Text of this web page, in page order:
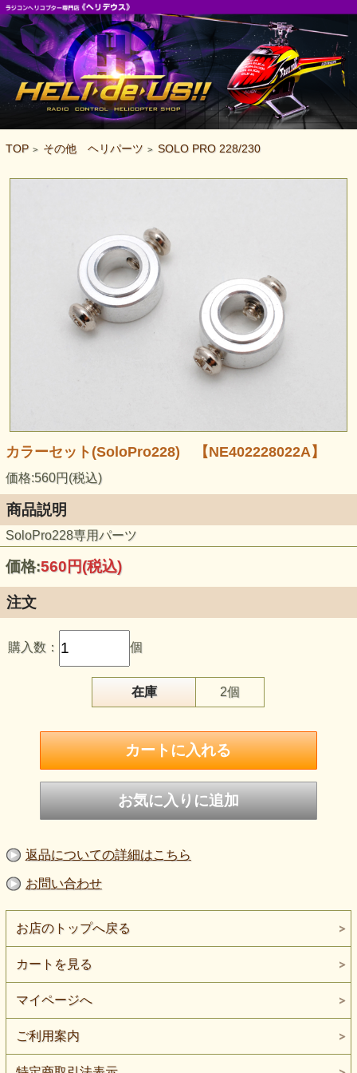
TOP > その他 ヘリパーツ > SOLO PRO 228/230
カラーセット(SoloPro228) 【NE402228022A】
価格:560円(税込)
商品説明
SoloPro228専用パーツ
価格:560円(税込)
注文
購入数： 個
在庫 2個
返品についての詳細はこちら
お問い合わせ
お店のトップへ戻る
カートを見る
マイページへ
ご利用案内